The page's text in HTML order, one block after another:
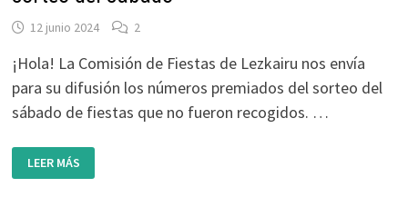
12 junio 2024 2
¡Hola! La Comisión de Fiestas de Lezkairu nos envía
para su difusión los números premiados del sorteo del
sábado de fiestas que no fueron recogidos. …
NÚMEROS
PREMIADOS
Y
LEER MÁS